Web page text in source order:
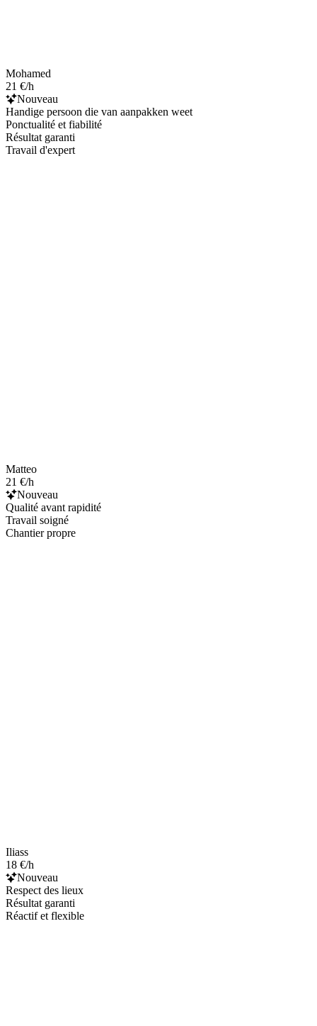
Mohamed
21 €/h
Nouveau
Handige persoon die van aanpakken weet
Ponctualité et fiabilité
Résultat garanti
Travail d'expert
Matteo
21 €/h
Nouveau
Qualité avant rapidité
Travail soigné
Chantier propre
Iliass
18 €/h
Nouveau
Respect des lieux
Résultat garanti
Réactif et flexible